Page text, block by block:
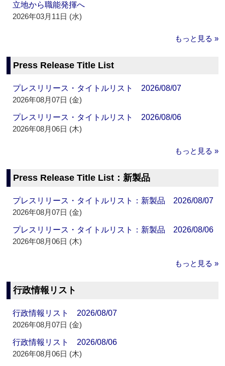
立地から職能発揮へ
2026年03月11日 (水)
もっと見る »
Press Release Title List
プレスリリース・タイトルリスト 2026/08/07
2026年08月07日 (金)
プレスリリース・タイトルリスト 2026/08/06
2026年08月06日 (木)
もっと見る »
Press Release Title List：新製品
プレスリリース・タイトルリスト：新製品 2026/08/07
2026年08月07日 (金)
プレスリリース・タイトルリスト：新製品 2026/08/06
2026年08月06日 (木)
もっと見る »
行政情報リスト
行政情報リスト 2026/08/07
2026年08月07日 (金)
行政情報リスト 2026/08/06
2026年08月06日 (木)